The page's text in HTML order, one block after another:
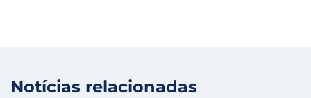
Notícias relacionadas